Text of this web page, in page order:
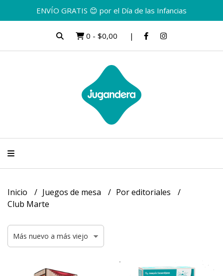
ENVÍO GRATIS 😊 por el Día de las Infancias
0 - $0,00
Inicio Juegos de mesa
Por editoriales
Club Marte